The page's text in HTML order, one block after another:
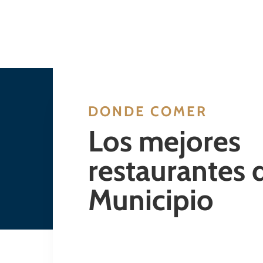
DONDE COMER
Los mejores
restaurantes
Municipio